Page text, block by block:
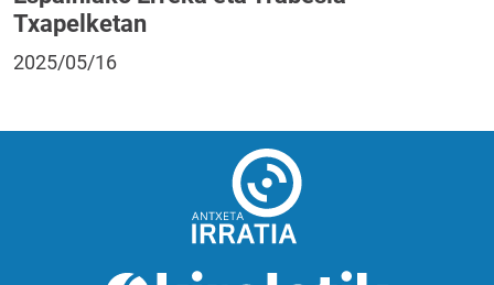
Txapelketan
2025/05/16